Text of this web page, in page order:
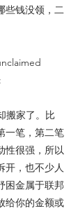
些钱没领，二
几点:
搬家了。比
一笔，第二笔
性很强，所以
开，也不少人
困金属于联邦
给你的金额或